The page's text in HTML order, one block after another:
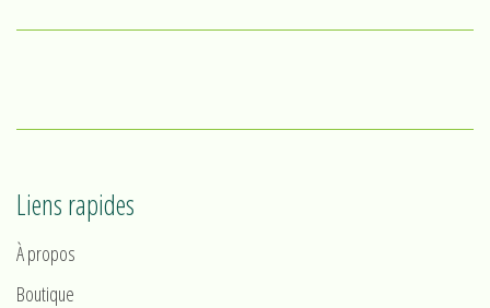
Liens rapides
À propos
Boutique